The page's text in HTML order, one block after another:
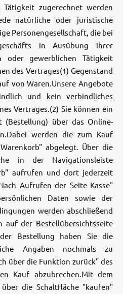
zugerechnet werden
natürliche oder juristische
Personengesellschaft, die bei
in Ausübung ihrer
oder gewerblichen Tätigkeit
des Vertrages(1) Gegenstand
von Waren.Unsere Angebote
und kein verbindliches
Vertrages.(2) Sie können ein
(Bestellung) über das Online-
Dabei werden die zum Kauf
abgelegt. Über die
in der Navigationsleiste
aufrufen und dort jederzeit
Aufrufen der Seite Kasse"
Daten sowie der
werden abschließend
auf der Bestellübersichtsseite
Bestellung haben Sie die
Angaben nochmals zu
über die Funktion zurück" des
Kauf abzubrechen.Mit dem
die Schaltfläche "kaufen"